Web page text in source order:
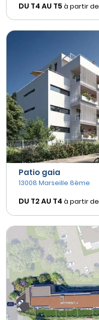
DU T4 AU T5 à partir de
Patio gaia
13008 Marseille 8ème
DU T2 AU T4 à partir de